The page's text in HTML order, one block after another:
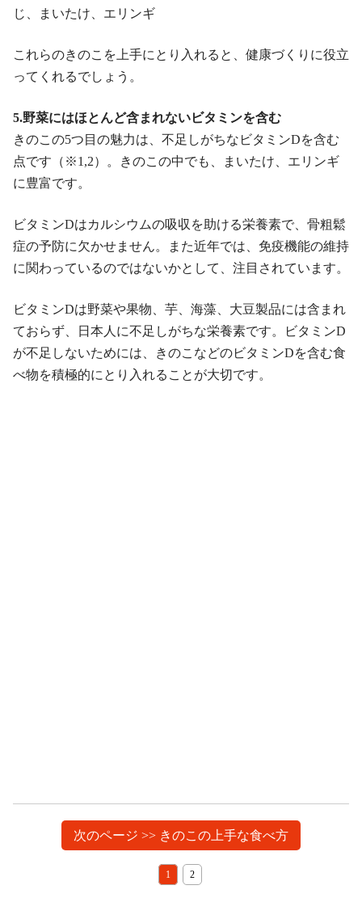
じ、まいたけ、エリンギ
これらのきのこを上手にとり入れると、健康づくりに役立
ってくれるでしょう。
5.野菜にはほとんど含まれないビタミンを含む
きのこの5つ目の魅力は、不足しがちなビタミンDを含む
点です（※1,2）。きのこの中でも、まいたけ、エリンギ
に豊富です。
ビタミンDはカルシウムの吸収を助ける栄養素で、骨粗鬆
症の予防に欠かせません。また近年では、免疫機能の維持
に関わっているのではないかとして、注目されています。
ビタミンDは野菜や果物、芋、海藻、大豆製品には含まれ
ておらず、日本人に不足しがちな栄養素です。ビタミンD
が不足しないためには、きのこなどのビタミンDを含む食
べ物を積極的にとり入れることが大切です。
次のページ >> きのこの上手な食べ方
1 2